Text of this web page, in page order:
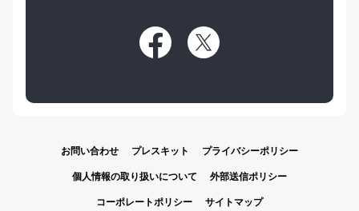
お問い合わせ プレスキット プライバシーポリシー
個人情報の取り扱いについて 外部送信ポリシー
コーポレートポリシー サイトマップ